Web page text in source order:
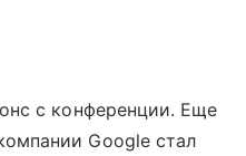
с конференции. Еще
Google стал